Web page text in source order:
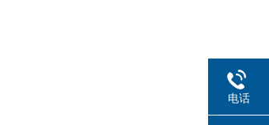
电话